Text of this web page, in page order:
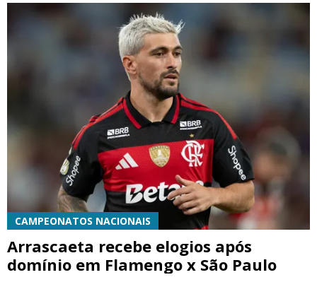
CAMPEONATOS NACIONAIS
Arrascaeta recebe elogios após
domínio em Flamengo x São Paulo